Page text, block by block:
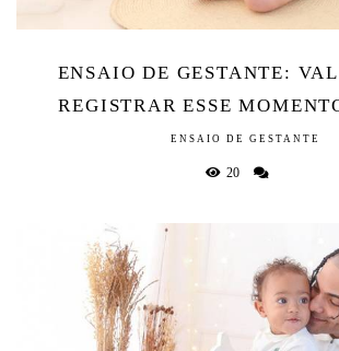
ENSAIO DE GESTANTE:
REGISTRAR ESSE
ENSAIO DE GESTANTE
20